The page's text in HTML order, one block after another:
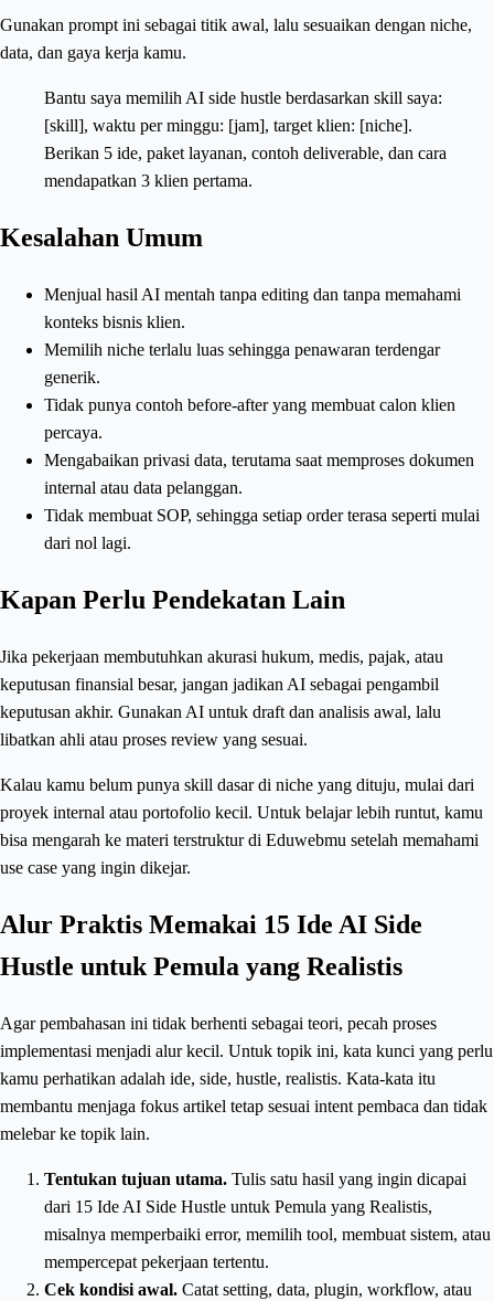
Gunakan prompt ini sebagai titik awal, lalu sesuaikan dengan niche,
data, dan gaya kerja kamu.
Bantu saya memilih AI side hustle berdasarkan skill saya:
[skill], waktu per minggu: [jam], target klien: [niche].
Berikan 5 ide, paket layanan, contoh deliverable, dan cara
mendapatkan 3 klien pertama.
Kesalahan Umum
Menjual hasil AI mentah tanpa editing dan tanpa memahami
konteks bisnis klien.
Memilih niche terlalu luas sehingga penawaran terdengar
generik.
Tidak punya contoh before-after yang membuat calon klien
percaya.
Mengabaikan privasi data, terutama saat memproses dokumen
internal atau data pelanggan.
Tidak membuat SOP, sehingga setiap order terasa seperti mulai
dari nol lagi.
Kapan Perlu Pendekatan Lain
Jika pekerjaan membutuhkan akurasi hukum, medis, pajak, atau
keputusan finansial besar, jangan jadikan AI sebagai pengambil
keputusan akhir. Gunakan AI untuk draft dan analisis awal, lalu
libatkan ahli atau proses review yang sesuai.
Kalau kamu belum punya skill dasar di niche yang dituju, mulai dari
proyek internal atau portofolio kecil. Untuk belajar lebih runtut, kamu
bisa mengarah ke materi terstruktur di Eduwebmu setelah memahami
use case yang ingin dikejar.
Alur Praktis Memakai 15 Ide AI Side
Hustle untuk Pemula yang Realistis
Agar pembahasan ini tidak berhenti sebagai teori, pecah proses
implementasi menjadi alur kecil. Untuk topik ini, kata kunci yang perlu
kamu perhatikan adalah ide, side, hustle, realistis. Kata-kata itu
membantu menjaga fokus artikel tetap sesuai intent pembaca dan tidak
melebar ke topik lain.
Tentukan tujuan utama. Tulis satu hasil yang ingin dicapai
dari 15 Ide AI Side Hustle untuk Pemula yang Realistis,
misalnya memperbaiki error, memilih tool, membuat sistem, atau
mempercepat pekerjaan tertentu.
Cek kondisi awal. Catat setting, data, plugin, workflow, atau